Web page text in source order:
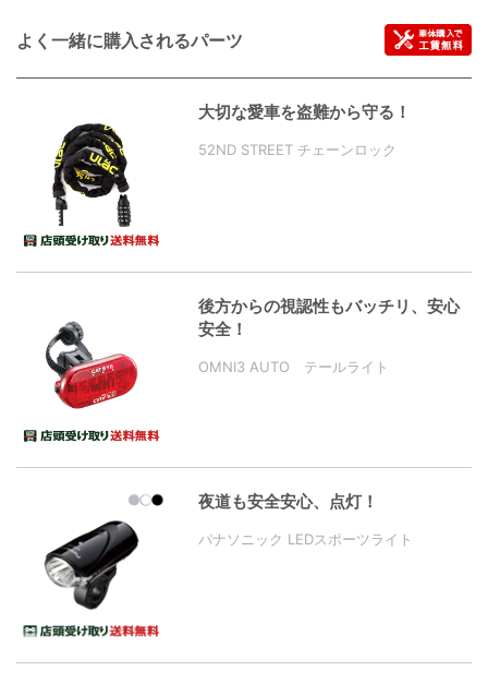
よく一緒に購入されるパーツ
大切な愛車を盗難から守る！
52ND STREET チェーンロック
後方からの視認性もバッチリ、安心
安全！
OMNI3 AUTO テールライト
夜道も安全安心、点灯！
パナソニック LEDスポーツライト